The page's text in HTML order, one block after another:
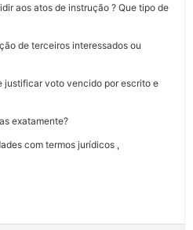
aos atos de instrução ? Que tipo de
de terceiros interessados ou
justificar voto vencido por escrito e
exatamente?
com termos jurídicos ,